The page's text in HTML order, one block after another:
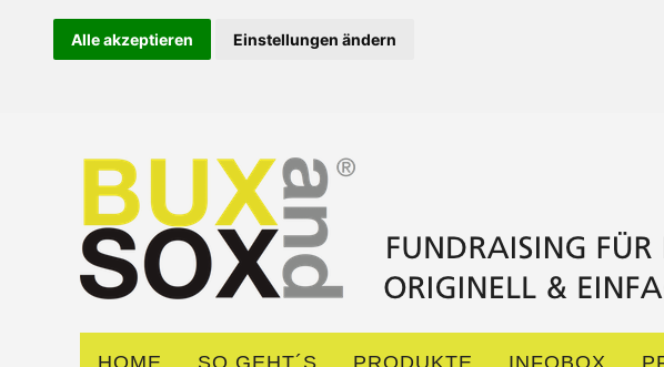
Alle akzeptieren Einstellungen ändern
HOME SO GEHT´S PRODUKTE INFOBOX